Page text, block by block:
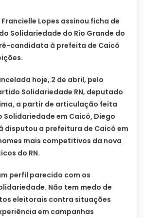
Lopes assinou ficha de
Solidariedade do Rio Grande do
candidata à prefeita de Caicó
hoje, 2 de abril, pelo
Solidariedade RN, deputado
a partir de articulação feita
Solidariedade em Caicó, Diego
disputou a prefeitura de Caicó em
mais competitivos da nova
do RN.
perfil parecido com os
Não tem medo de
eleitorais contra situações
em campanhas